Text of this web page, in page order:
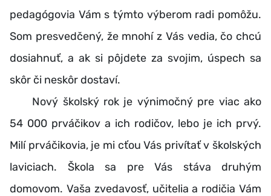
pedagógovia Vám s týmto výberom radi pomôžu.
Som presvedčený, že mnohí z Vás vedia, čo chcú
dosiahnuť, a ak si pôjdete za svojim, úspech sa
skôr či neskôr dostaví.
Nový školský rok je výnimočný pre viac ako
54 000 prváčikov a ich rodičov, lebo je ich prvý.
Milí prváčikovia, je mi cťou Vás privítať v školských
laviciach. Škola sa pre Vás stáva druhým
domovom. Vaša zvedavosť, učitelia a rodičia Vám